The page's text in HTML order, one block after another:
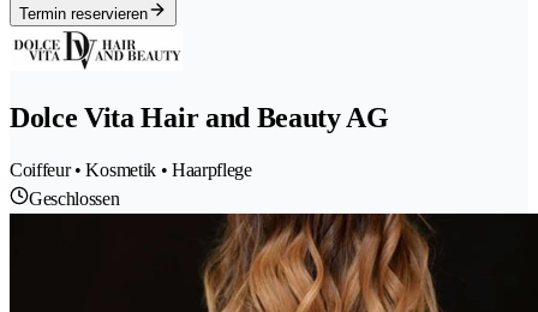
Termin reservieren
Dolce Vita Hair and Beauty AG
Coiffeur • Kosmetik • Haarpflege
Geschlossen